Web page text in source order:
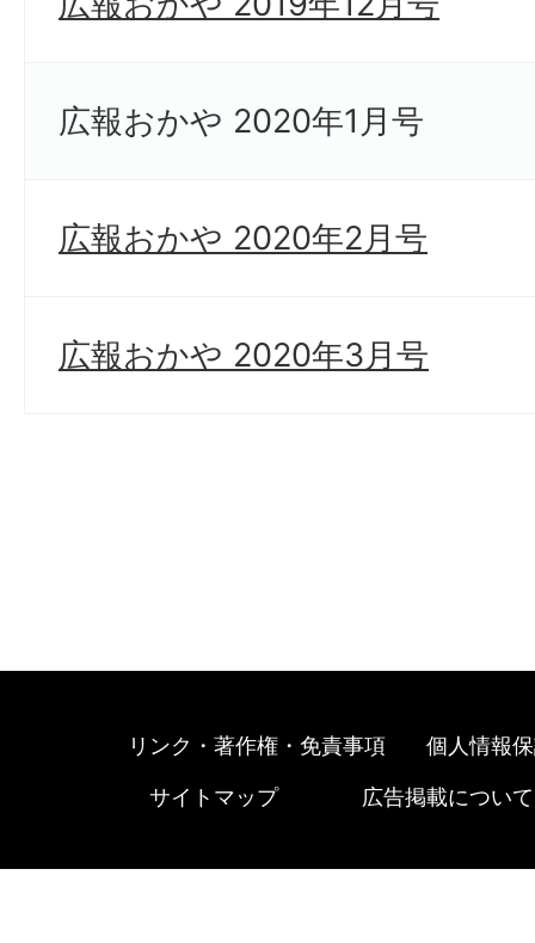
広報おかや 2020年1月号
広報おかや 2020年2月号
広報おかや 2020年3月号
リンク・著作権・免責事項 個人情報
サイトマップ 広告掲載について